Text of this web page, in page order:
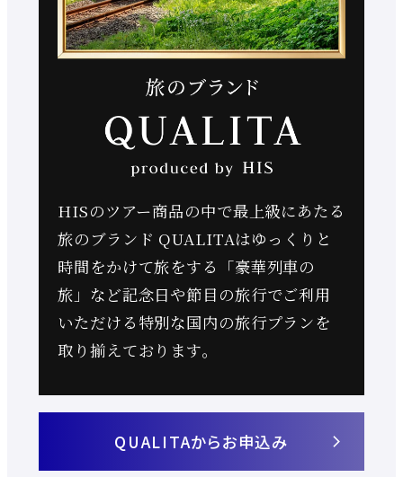
す
ウ
イ
き
ま
す
HISのツアー商品の中で最上級にあたる
旅のブランド QUALITAはゆっくりと
時間をかけて旅をする「豪華列車の
旅」など記念日や節目の旅行でご利用
いただける 特別な国内の旅行プランを
取り揃えております。
外
QUALITAからお申込み